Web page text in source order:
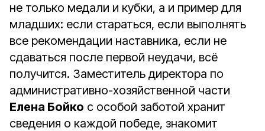
не только медали и кубки, а и пример для
младших: если стараться, если выполнять
все рекомендации наставника, если не
сдаваться после первой неудачи, всё
получится. Заместитель директора по
административно-хозяйственной части
Елена Бойко с особой заботой хранит
сведения о каждой победе, знакомит